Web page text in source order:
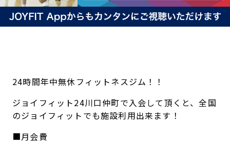
24時間年中無休フィットネスジム！！
ジョイフィット24川口仲町で入会して頂くと、全国
のジョイフィットでも施設利用出来ます！
■月会費